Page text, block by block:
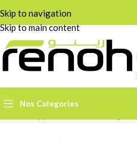
Skip to navigation
Skip to main content
Nos Categories